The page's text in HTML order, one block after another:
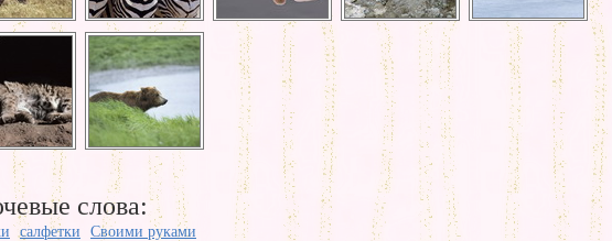
слова:
салфетки Своими руками